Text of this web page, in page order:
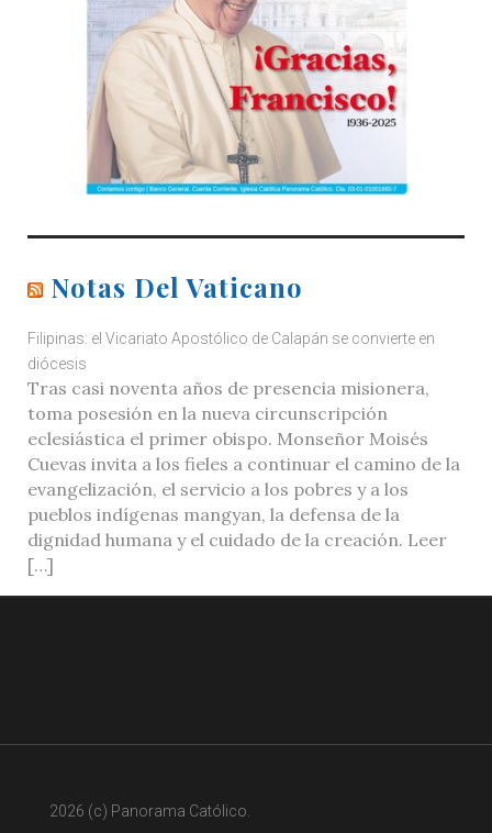
Notas Del Vaticano
Filipinas: el Vicariato Apostólico de Calapán se convierte en
diócesis
Tras casi noventa años de presencia misionera,
toma posesión en la nueva circunscripción
eclesiástica el primer obispo. Monseñor Moisés
Cuevas invita a los fieles a continuar el camino de la
evangelización, el servicio a los pobres y a los
pueblos indígenas mangyan, la defensa de la
dignidad humana y el cuidado de la creación. Leer
[…]
2026 (c) Panorama Católico.